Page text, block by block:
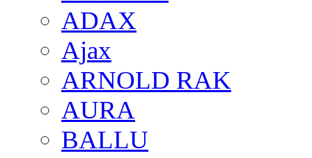
ADAX
Ajax
ARNOLD RAK
AURA
BALLU